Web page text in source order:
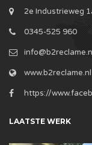
2e Industrieweg
0345-525 960
www.b2reclame.nl
https://
LAATSTE WERK